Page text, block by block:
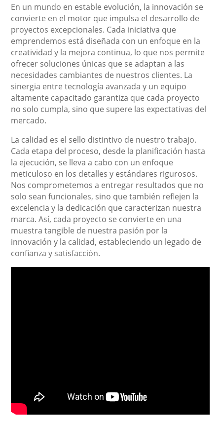
En un mundo en estable evolución, la innovación se
convierte en el motor que impulsa el desarrollo de
proyectos excepcionales. Cada iniciativa que
emprendemos está diseñada con un enfoque en la
creatividad y la mejora continua, lo que nos permite
ofrecer soluciones únicas que se adaptan a las
necesidades cambiantes de nuestros clientes. La
sinergia entre tecnología avanzada y un equipo
altamente capacitado garantiza que cada proyecto
no solo cumpla, sino que supere las expectativas del
mercado.
La calidad es el sello distintivo de nuestro trabajo.
Cada etapa del proceso, desde la planificación hasta
la ejecución, se lleva a cabo con un enfoque
meticuloso en los detalles y estándares rigurosos.
Nos comprometemos a entregar resultados que no
solo sean funcionales, sino que también reflejen la
excelencia y la dedicación que caracterizan nuestra
marca. Así, cada proyecto se convierte en una
muestra tangible de nuestra pasión por la
innovación y la calidad, estableciendo un legado de
confianza y satisfacción.